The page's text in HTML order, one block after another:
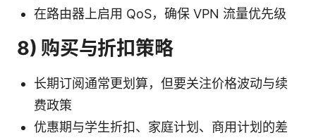
在路由器上启用 QoS，确保 VPN 流量优先级
8) 购买与折扣策略
长期订阅通常更划算，但要关注价格波动与续
费政策
优惠期与学生折扣、家庭计划、商用计划的差